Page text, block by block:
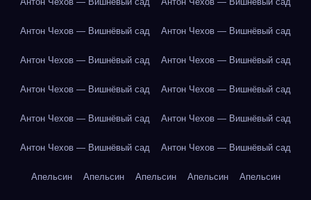
Антон Чехов — Вишнёвый сад Антон Чехов — Вишнёвый сад
Антон Чехов — Вишнёвый сад Антон Чехов — Вишнёвый сад
Антон Чехов — Вишнёвый сад Антон Чехов — Вишнёвый сад
Антон Чехов — Вишнёвый сад Антон Чехов — Вишнёвый сад
Антон Чехов — Вишнёвый сад Антон Чехов — Вишнёвый сад
Апельсин Апельсин Апельсин Апельсин Апельсин